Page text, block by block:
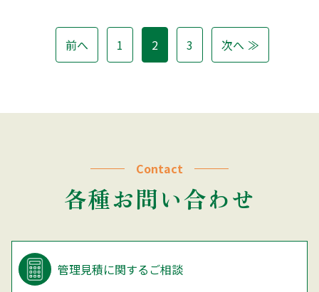
前へ 1 2 3 次へ
Contact
各種お問い合わせ
管理見積に関するご相談